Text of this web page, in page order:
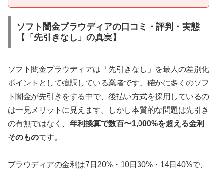
ソフト闇金プラウディアの口コミ・評判・実態
【「先引きなし」の真実】
ソフト闇金プラウディアは「先引きなし」を最大の差別化
ポイントとして強調している業者です。確かに多くのソフ
ト闇金が先引きをする中で、後払い方式を採用しているの
は一見メリットに見えます。しかし本質的な問題は先引き
の有無ではなく、 年利換算で数百〜1,000%を超える金利
そのものです。
プラウディアの金利は7日20%・10日30%・14日40%で、